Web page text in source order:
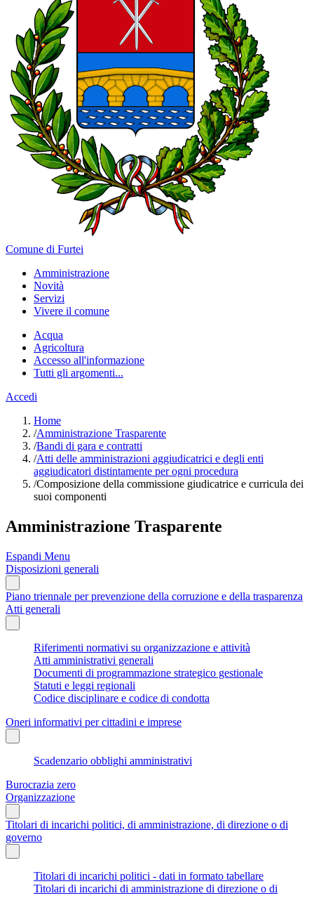
Comune di Furtei
Amministrazione
Novità
Servizi
Vivere il comune
Acqua
Agricoltura
Accesso all'informazione
Tutti gli argomenti...
Accedi
Home
/Amministrazione Trasparente
/Bandi di gara e contratti
/Atti delle amministrazioni aggiudicatrici e degli enti
aggiudicatori distintamente per ogni procedura
/Composizione della commissione giudicatrice e curricula dei
suoi componenti
Amministrazione Trasparente
Espandi Menu
Disposizioni generali
Piano triennale per prevenzione della corruzione e della trasparenza
Atti generali
Riferimenti normativi su organizzazione e attività
Atti amministrativi generali
Documenti di programmazione strategico gestionale
Statuti e leggi regionali
Codice disciplinare e codice di condotta
Oneri informativi per cittadini e imprese
Scadenzario obblighi amministrativi
Burocrazia zero
Organizzazione
Titolari di incarichi politici, di amministrazione, di direzione o di
governo
Titolari di incarichi politici - dati in formato tabellare
Titolari di incarichi di amministrazione di direzione o di